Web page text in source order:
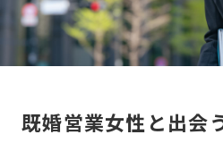
既婚営業女性と出会